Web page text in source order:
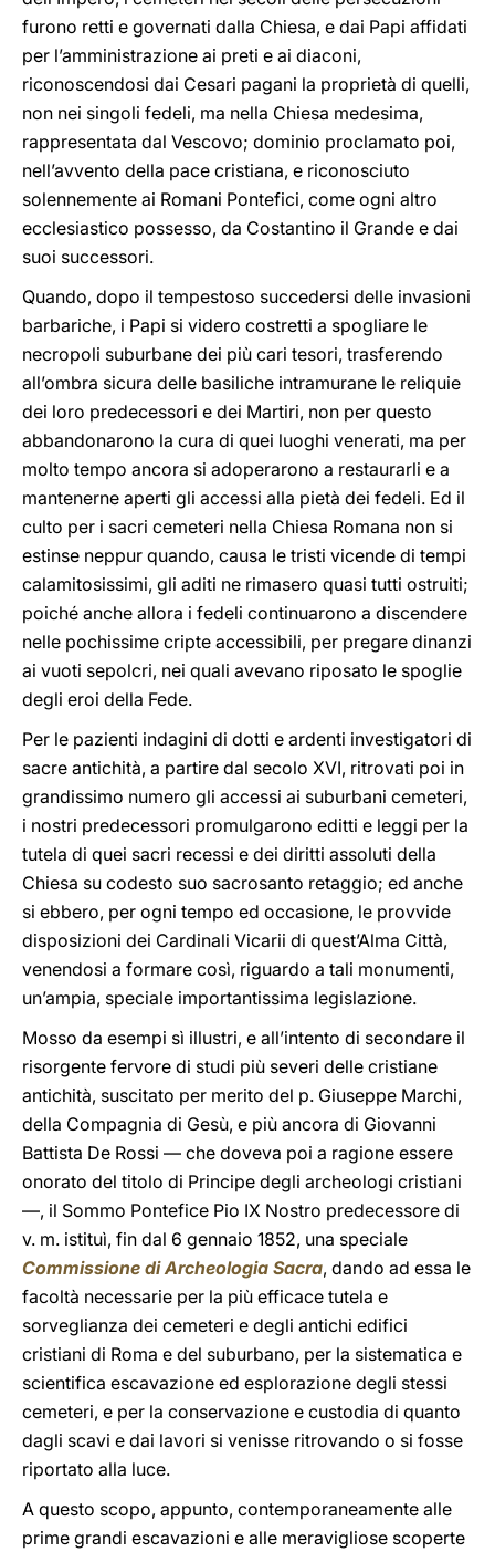
furono retti e governati dalla Chiesa, e dai Papi affidati
per l’amministrazione ai preti e ai diaconi,
riconoscendosi dai Cesari pagani la proprietà di quelli,
non nei singoli fedeli, ma nella Chiesa medesima,
rappresentata dal Vescovo; dominio proclamato poi,
nell’avvento della pace cristiana, e riconosciuto
solennemente ai Romani Pontefici, come ogni altro
ecclesiastico possesso, da Costantino il Grande e dai
suoi successori.
Quando, dopo il tempestoso succedersi delle invasioni
barbariche, i Papi si videro costretti a spogliare le
necropoli suburbane dei più cari tesori, trasferendo
all’ombra sicura delle basiliche intramurane le reliquie
dei loro predecessori e dei Martiri, non per questo
abbandonarono la cura di quei luoghi venerati, ma per
molto tempo ancora si adoperarono a restaurarli e a
mantenerne aperti gli accessi alla pietà dei fedeli. Ed il
culto per i sacri cemeteri nella Chiesa Romana non si
estinse neppur quando, causa le tristi vicende di tempi
calamitosissimi, gli aditi ne rimasero quasi tutti ostruiti;
poiché anche allora i fedeli continuarono a discendere
nelle pochissime cripte accessibili, per pregare dinanzi
ai vuoti sepolcri, nei quali avevano riposato le spoglie
degli eroi della Fede.
Per le pazienti indagini di dotti e ardenti investigatori di
sacre antichità, a partire dal secolo XVI, ritrovati poi in
grandissimo numero gli accessi ai suburbani cemeteri,
i nostri predecessori promulgarono editti e leggi per la
tutela di quei sacri recessi e dei diritti assoluti della
Chiesa su codesto suo sacrosanto retaggio; ed anche
si ebbero, per ogni tempo ed occasione, le provvide
disposizioni dei Cardinali Vicarii di quest’Alma Città,
venendosi a formare così, riguardo a tali monumenti,
un’ampia, speciale importantissima legislazione.
Mosso da esempi sì illustri, e all’intento di secondare il
risorgente fervore di studi più severi delle cristiane
antichità, suscitato per merito del p. Giuseppe Marchi,
della Compagnia di Gesù, e più ancora di Giovanni
Battista De Rossi — che doveva poi a ragione essere
onorato del titolo di Principe degli archeologi cristiani
—, il Sommo Pontefice Pio IX Nostro predecessore di
v. m. istituì, fin dal 6 gennaio 1852, una speciale
Commissione di Archeologia Sacra, dando ad essa le
facoltà necessarie per la più efficace tutela e
sorveglianza dei cemeteri e degli antichi edifici
cristiani di Roma e del suburbano, per la sistematica e
scientifica escavazione ed esplorazione degli stessi
cemeteri, e per la conservazione e custodia di quanto
dagli scavi e dai lavori si venisse ritrovando o si fosse
riportato alla luce.
A questo scopo, appunto, contemporaneamente alle
prime grandi escavazioni e alle meravigliose scoperte